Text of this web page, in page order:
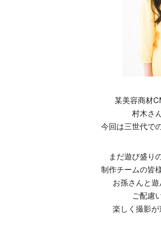
某美容商材
村木さ
今回は三世代で
まだ遊び盛り
制作チームの皆
お孫さんと遊
ご配慮
楽しく撮影が